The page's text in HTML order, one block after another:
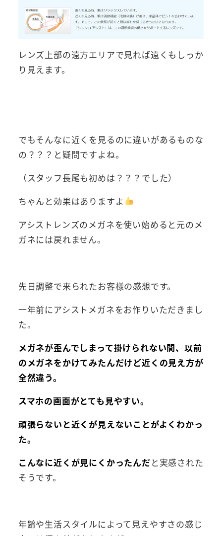
レンズ上部の遠方エリアで見れば遠くもしっか
り見えます。
でもそんなに近くを見るのに違いがあるものな
の？？？と疑問ですよね。
（スタッフ長尾も初めは？？？でした）
ちゃんと効果はありますよ
アシストレンズのメガネを使い始めると元のメ
ガネには戻れません。
先日調整で来られたお客様の感想です。
一年前にアシストメガネをお作りいただきまし
た。
メガネが歪んでしまって掛けられない間、以前
のメガネをかけてみたんだけど近くの見え方が
全然違う。
スマホの画面がとても見やすい。
頑張らないと近くが見えないことがよくわかっ
た。
こんなに近くが見にくかったんだと実感された
そうです。
年齢や生活スタイルによって見えやすさの感じ